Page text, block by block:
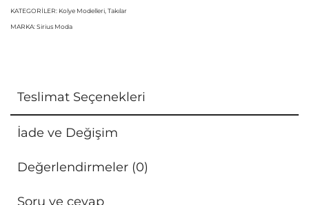
KATEGORILER: Kolye Modelleri,Takılar
MARKA:Sirius Moda
Teslimat Seçenekleri
İade ve Değişim
Değerlendirmeler (0)
Soru ve cevap